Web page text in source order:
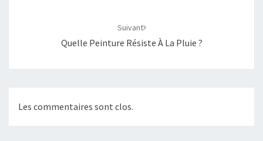
Suivant
Quelle Peinture Résiste À La Pluie ?
Les commentaires sont clos.